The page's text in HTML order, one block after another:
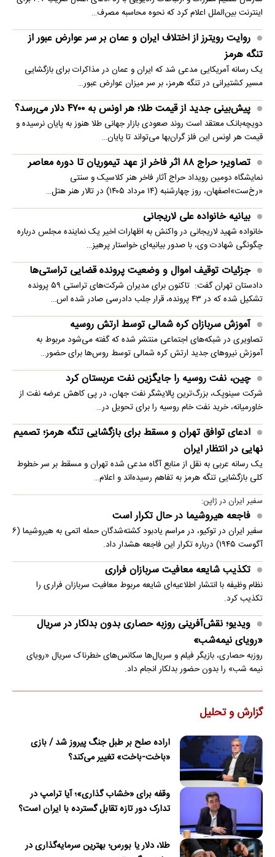
اینترنت بین‌الملل اعلام کرد که نحوه محاسبه مصرف…
روایت رویترز از اختلاف ایران و عمان بر سر عوارض عبور از
تنگه هرمز
یک رسانه آمریکایی مدعی شد که ایران و عمان در مذاکرات برای بازگشایی
مسیر کشتیرانی در تنگه هرمز، بر سر میزان عوارض عبور…
پیش‌بینی جدید از قیمت طلا؛ هر اونس به ۴۷۰۰ دلار می‌رسد؟
دویچه‌بانک معتقد است روند صعودی بازار جهانی طلا هنوز به پایان نرسیده و
قیمت هر اونس این فلز گران‌بها می‌تواند تا پایان…
تصاویر؛ حراج ۸۸ اثر فاخر از عهد تیموریان تا دوره معاصر
نمایشگاه دومین رویداد حراج آثار فاخر هنر کلاسیک و سنتی
«رخ‌ست»اصفهان، روز چهارشنبه (۱۴ مرداد ۱۴۰۵) در تالار هنر هتل…
بیانیه خانواده علی لاریجانی
خانواده شهید لاریجانی در واکنش به اظهارات اخیر یک نماینده مجلس درباره
چگونگی شهادت وی، با صدور بیانیه‌ای خواستار پرهیز…
جزئیات توقیف اموال و وضعیت پرونده قضایی تراستی‌ها
دادستان تهران گفت: تاکنون برای مدیران شرکت‌های تراستی ۵۹ پرونده
تشکیل شده که در ۴۳ پرونده، قرار جلب دادرسی صادر شده اس…
آموزش سربازان کره شمالی توسط ارتش روسیه
تصاویری در شبکه‌های اجتماعی منتشر شده که گفته می‌شود مربوط به
آموزش نیروهای جدید ارتش کره شمالی توسط روس‌ها برای حضور…
چین، نفت روسیه را جایگزین نفت عربستان کرد
شرکت سینوپک، بزرگ‌ترین پالایشگر نفت جهان، در پی کاهش عرضه نفت از
خاورمیانه، خرید نفت خام روسیه را برای تحویل در…
ادعای توافق تهران و مسقط برای بازگشایی تنگه هرمز؛ تصمیم
نهایی در انتظار ایران
یک رسانه عربی به نقل از منابع آگاه مدعی شده تهران و مسقط بر سر خطوط
کلی بازگشایی تنگه هرمز به تفاهم رسیده‌اند و اعلام…
سفیر ایران در ژاپن:
فاجعه هیروشیما در حال تکرار است
سفیر ایران در توکیو، در مراسم یادبود کشته‌شدگان حمله اتمی به هیروشیما (۶
آگوست ۱۹۴۵) درباره تکرار این فاجعه هشدار داد.
تکذیب شایعه معافیت سربازان فراری
نظام وظیفه با انتشار اطلاعیه‌ای شایعه مربوط معافیت سربازان فراری را
تکذیب کرد.
ویدیو؛ نقش‌آفرینی روزبه حصاری بدون بدلکار در سریال
«رویای نیمه‌شب»
روزبه حصاری، بازیگر فیلم و سریال‌ها سکانس‌های خطرناک سریال «رویای
نیمه شب» را بدون حضور بدلکار انجام داد.
گزارش و تحلیل
اراده صلح بر طبل جنگ پیروز شد / بازی
«باخت-باخت» تغییر می‌کند؟
وقفه برای «خشاب گذاری»؛ آیا ترامپ در
تدارک دور تازه تقابل گسترده با ایران است؟
طلا، دلار یا بورس؛ بهترین سرمایه‌گذاری در